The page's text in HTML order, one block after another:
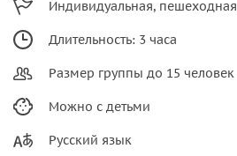
Индивидуальная, пешеходная
Длительность: 3 часа
Размер группы до 15 человек
Можно с детьми
Русский язык